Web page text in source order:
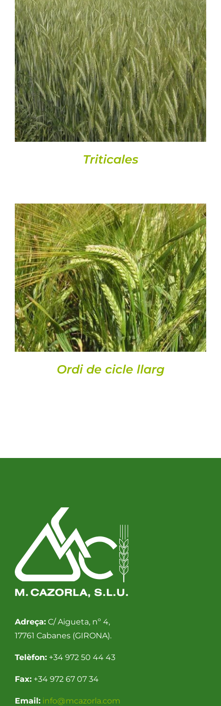
DETALLS
Triticales
DETALLS
Ordi de cicle llarg
Adreça:C/ Aigueta, nº 4,
17761 Cabanes (GIRONA).
Telèfon:+34 972 50 44 43
Fax:+34 972 67 07 34
Email: info@mcazorla.com